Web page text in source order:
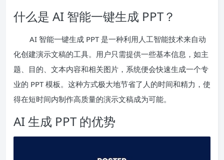
什么是 AI 智能一键生成 PPT？
AI 智能一键生成 PPT 是一种利用人工智能技术来自动
化创建演示文稿的工具。用户只需提供一些基本信息，如主
题、目的、文本内容和相关图片，系统便会快速生成一个专
业的 PPT 模板。这种方式极大地节省了人的时间和精力，使
得在短时间内制作高质量的演示文稿成为可能。
AI 生成 PPT 的优势